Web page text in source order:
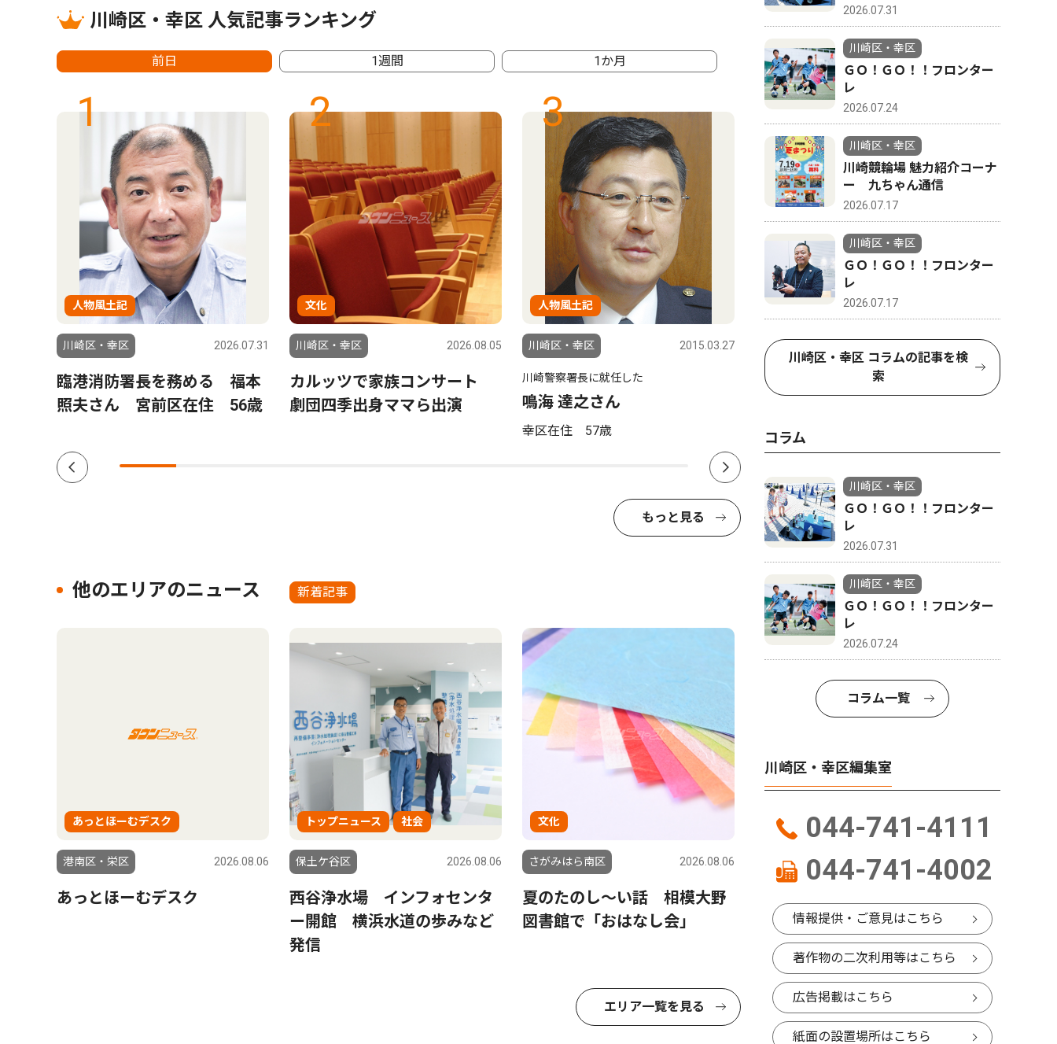
川崎区・幸区 人気記事ランキング
前日 1週間 1か月
1
人物風土記
川崎区・幸区 2026.07.31
臨港消防署長を務める 福本
照夫さん 宮前区在住 56歳
2
文化
川崎区・幸区 2026.08.05
カルッツで家族コンサート
劇団四季出身ママら出演
3
人物風土記
川崎区・幸区 2015.03.27
川崎警察署長に就任した
鳴海 達之さん
幸区在住 57歳
4
川崎区・幸区
鉄の製造工程、間近に ＪＦ
川崎区・幸
中学硬
もっと見る
他のエリアのニュース 新着記事
あっとほーむデスク
港南区・栄区 2026.08.06
あっとほーむデスク
トップニュース 社会
保土ケ谷区 2026.08.06
西谷浄水場 インフォセンタ
ー開館 横浜水道の歩みなど
発信
文化
さがみはら南区 2026.08.06
夏のたのし〜い話 相模大野
図書館で「おはなし会」
エリア一覧を見る
2026.07.31
川崎区・幸区
ＧＯ！ＧＯ！！フロンター
レ
2026.07.24
川崎区・幸区
川崎競輪場 魅力紹介コーナ
ー 九ちゃん通信
2026.07.17
川崎区・幸区
ＧＯ！ＧＯ！！フロンター
レ
2026.07.17
川崎区・幸区 コラムの記事を検
索
コラム
川崎区・幸区
ＧＯ！ＧＯ！！フロンター
レ
2026.07.31
川崎区・幸区
ＧＯ！ＧＯ！！フロンター
レ
2026.07.24
コラム一覧
川崎区・幸区編集室
044-741-4111
044-741-4002
情報提供・ご意見はこちら
著作物の二次利用等はこちら
広告掲載はこちら
紙面の設置場所はこちら